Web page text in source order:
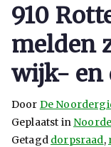
910
melden
wijk- en
Door De
Geplaatst in
Getagd dorpsraad,